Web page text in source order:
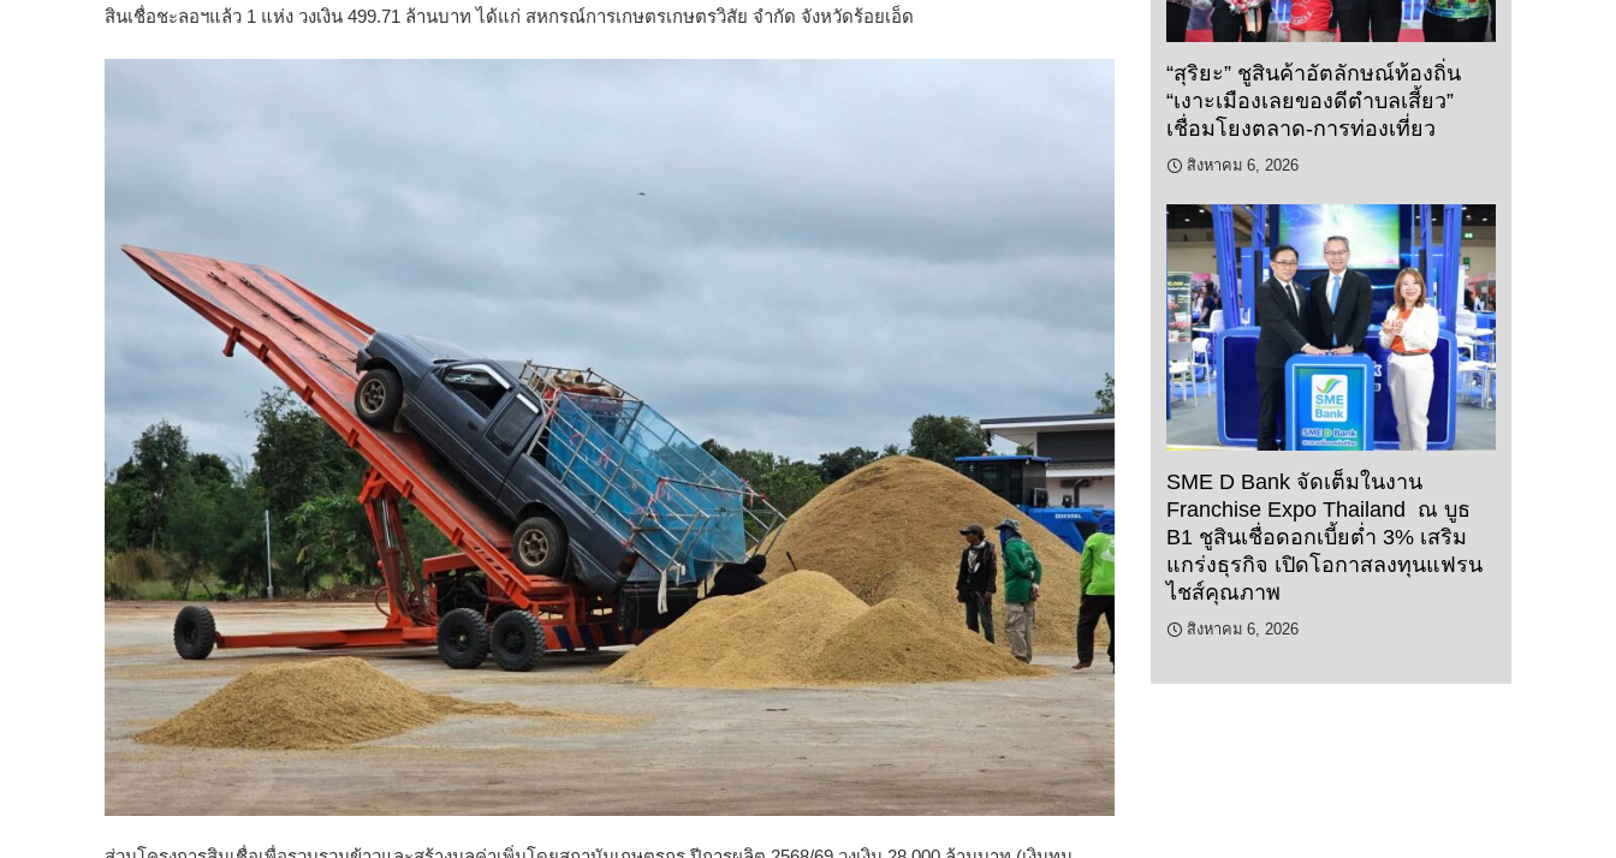
สินเชื่อชะลอฯแล้ว 1 แห่ง วงเงิน 499.71 ล้านบาท ได้แก่ สหกรณ์การเกษตรเกษตรวิสัย จำกัด จังหวัดร้อยเอ็ด
“สุริยะ” ชูสินค้าอัตลักษณ์ท้องถิ่น
“เงาะเมืองเลยของดีตำบลเสี้ยว”
เชื่อมโยงตลาด-การท่องเที่ยว
สิงหาคม 6, 2026
SME D Bank จัดเต็มในงาน
Franchise Expo Thailand ณ บูธ
B1 ชูสินเชื่อดอกเบี้ยต่ำ 3% เสริม
แกร่งธุรกิจ เปิดโอกาสลงทุนแฟรน
ไชส์คุณภาพ
สิงหาคม 6, 2026